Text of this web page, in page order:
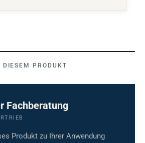
DIESEM PRODUKT
Fachberatung
Produkt zu Ihrer Anwendung